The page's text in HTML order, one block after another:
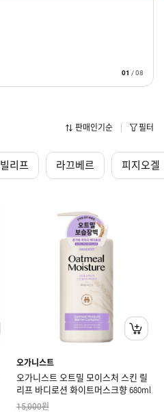
01 /08
판매인기순 필터
빌리프 라끄베르 피지오겔
오가니스트
오가니스트 오트밀 모이스처 스킨 릴
리프 바디로션 화이트머스크향 680ml
15,000원